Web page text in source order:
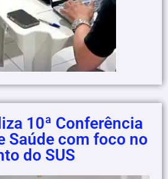
10ª Conferência
Saúde com foco no
do SUS